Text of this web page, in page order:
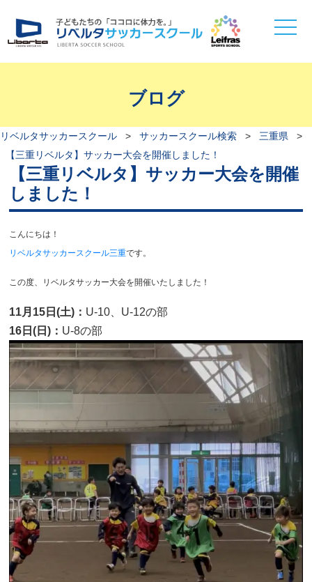
toggle
ブログ
リベルタサッカースクール > サッカースクール検索 > 三重県
>
【三重リベルタ】サッカー大会を開催しました！
【三重リベルタ】サッカー大会を開催
しました！
こんにちは！
リベルタサッカースクール三重です。
この度、 リベルタサッカー大会を開催いたしました！
11月15日(土)： U-10、U-12の部
16日(日)： U-8の部